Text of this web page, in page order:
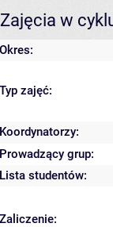
Zajęcia w
Okres:
Typ zajęć:
Koordynatorzy:
Prowadzący grup:
Lista studentów:
Zaliczenie: